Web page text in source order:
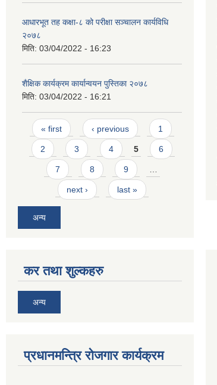
आधारभूत तह कक्षा-८ को परीक्षा सञ्चालन कार्यविधि
२०७८
मिति: 03/04/2022 - 16:23
शैक्षिक कार्यक्रम कार्यान्वयन पुस्तिका २०७८
मिति: 03/04/2022 - 16:21
Pages
« first ‹ previous 1
2 3 4 5 6
7 8 9 …
next › last »
अन्य
कर तथा शुल्कहरु
अन्य
प्रधानमन्त्रि रोजगार कार्यक्रम